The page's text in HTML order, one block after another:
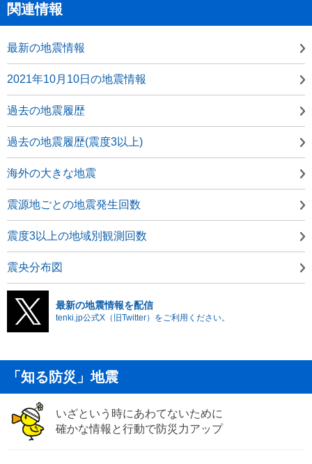
関連情報
最新の地震情報
2021年10月10日の地震情報
過去の地震履歴
過去の地震履歴(震度3以上)
海外の大きな地震
震源地ごとの地震発生回数
震度3以上の地域別観測回数
震央分布図
最新の地震情報を配信
tenki.jp公式X（旧Twitter）をご利用ください。
「知る防災」地震
いざという時にあわてないために
確かな情報と行動で防災力アップ